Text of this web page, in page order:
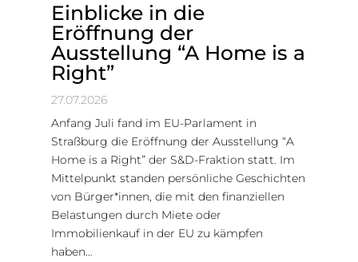
Einblicke in die
Eröffnung der
Ausstellung “A Home is a
Right”
27.07.2026
Anfang Juli fand im EU-Parlament in
Straßburg die Eröffnung der Ausstellung “A
Home is a Right” der S&D-Fraktion statt. Im
Mittelpunkt standen persönliche Geschichten
von Bürger*innen, die mit den finanziellen
Belastungen durch Miete oder
Immobilienkauf in der EU zu kämpfen
haben…